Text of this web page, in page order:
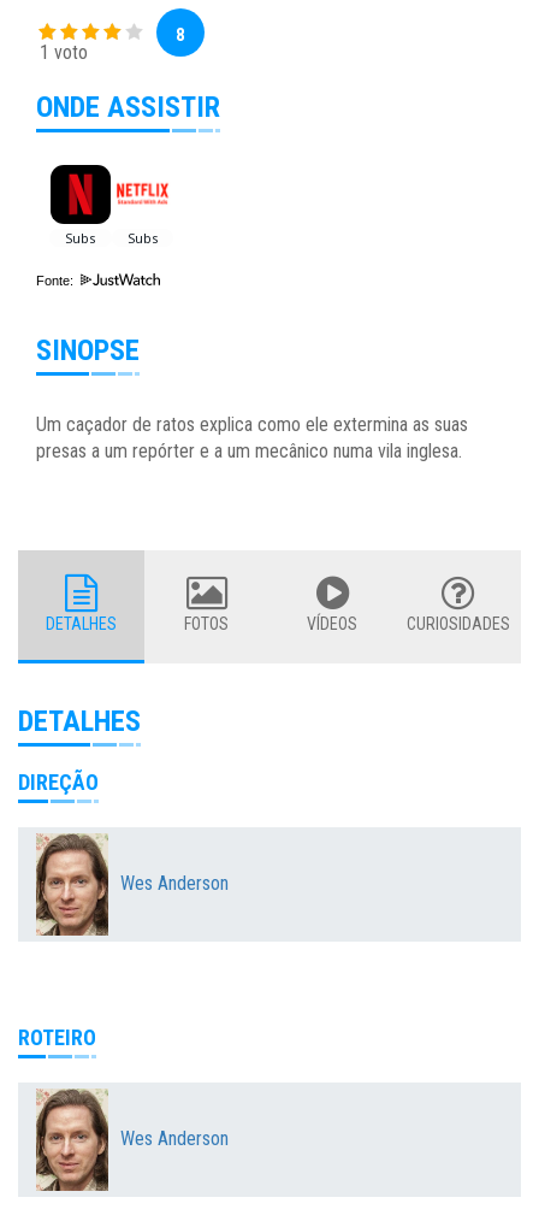
1 voto
8
ONDE ASSISTIR
Fonte:
SINOPSE
Um caçador de ratos explica como ele extermina as suas
presas a um repórter e a um mecânico numa vila inglesa.
DETALHES FOTOS VÍDEOS CURIOSIDADES
DETALHES
DIREÇÃO
Wes Anderson
ROTEIRO
Wes Anderson